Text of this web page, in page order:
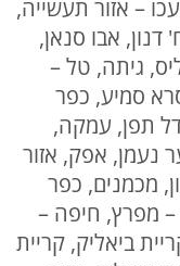
– אזור תעשייה,
דנון, אבו סנאן,
גיתה, טל –
סמיע, כפר
תפן, עמקה,
נעמן, אפק, אזור
מכמנים, כפר
– מפרץ, חיפה –
ביאליק, קריית